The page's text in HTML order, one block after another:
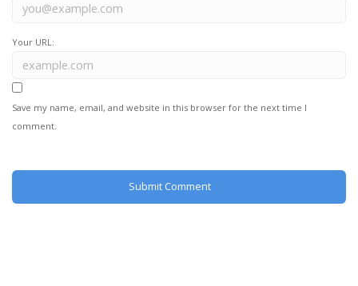
Your URL:
Save my name, email, and website in this browser for the next time I
comment.